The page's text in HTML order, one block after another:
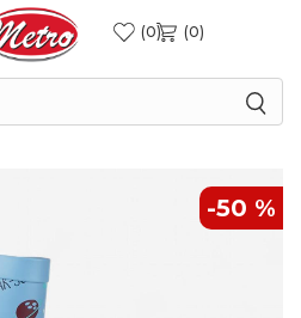
0 0
-50 %